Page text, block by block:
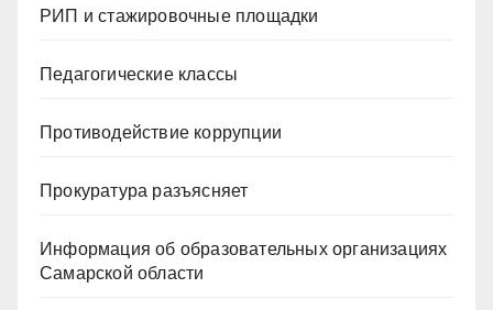
РИП и стажировочные площадки
Педагогические классы
Противодействие коррупции
Прокуратура разъясняет
Информация об образовательных организациях
Самарской области